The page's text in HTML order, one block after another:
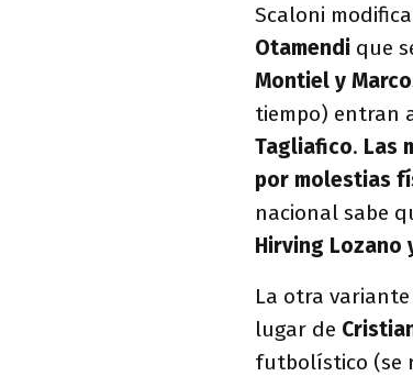
Scaloni
Otamendi que
Montiel y
tiempo) entran
Tagliafico. Las
por molestias
nacional sabe
Hirving Lozano
La otra
lugar de
futbolístico (se